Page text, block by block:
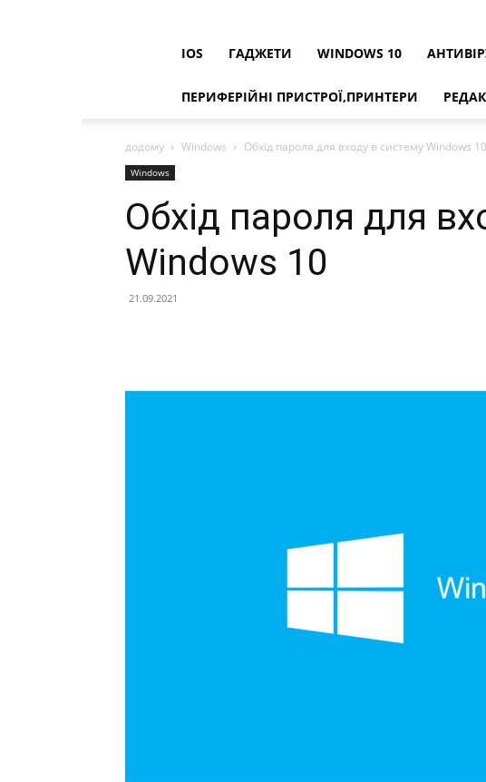
IOS ГАДЖЕТИ WINDOWS 10
ПЕРИФЕРІЙНІ ПРИСТРОЇ,ПРИНТЕРИ
додому Windows Обхід пароля для входу в систему Windows 10
Windows
Обхід пароля для
Windows 10
21.09.2021